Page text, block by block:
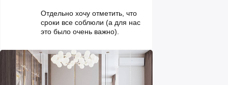
Отдельно хочу отметить, что
сроки все соблюли (а для нас
это было очень важно).